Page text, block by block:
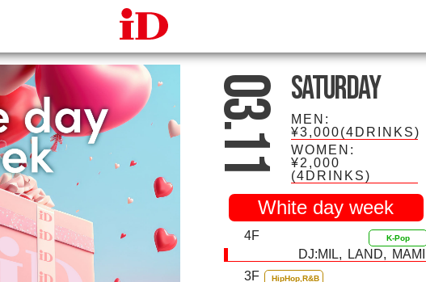
03.11 Saturday
MEN:
¥3,000(4DRINKS)
WOMEN:
¥2,000
(4DRINKS)
White day week
4F K-Pop
DJ:MIL LAND
MAMI
3F
HipHop,R&B